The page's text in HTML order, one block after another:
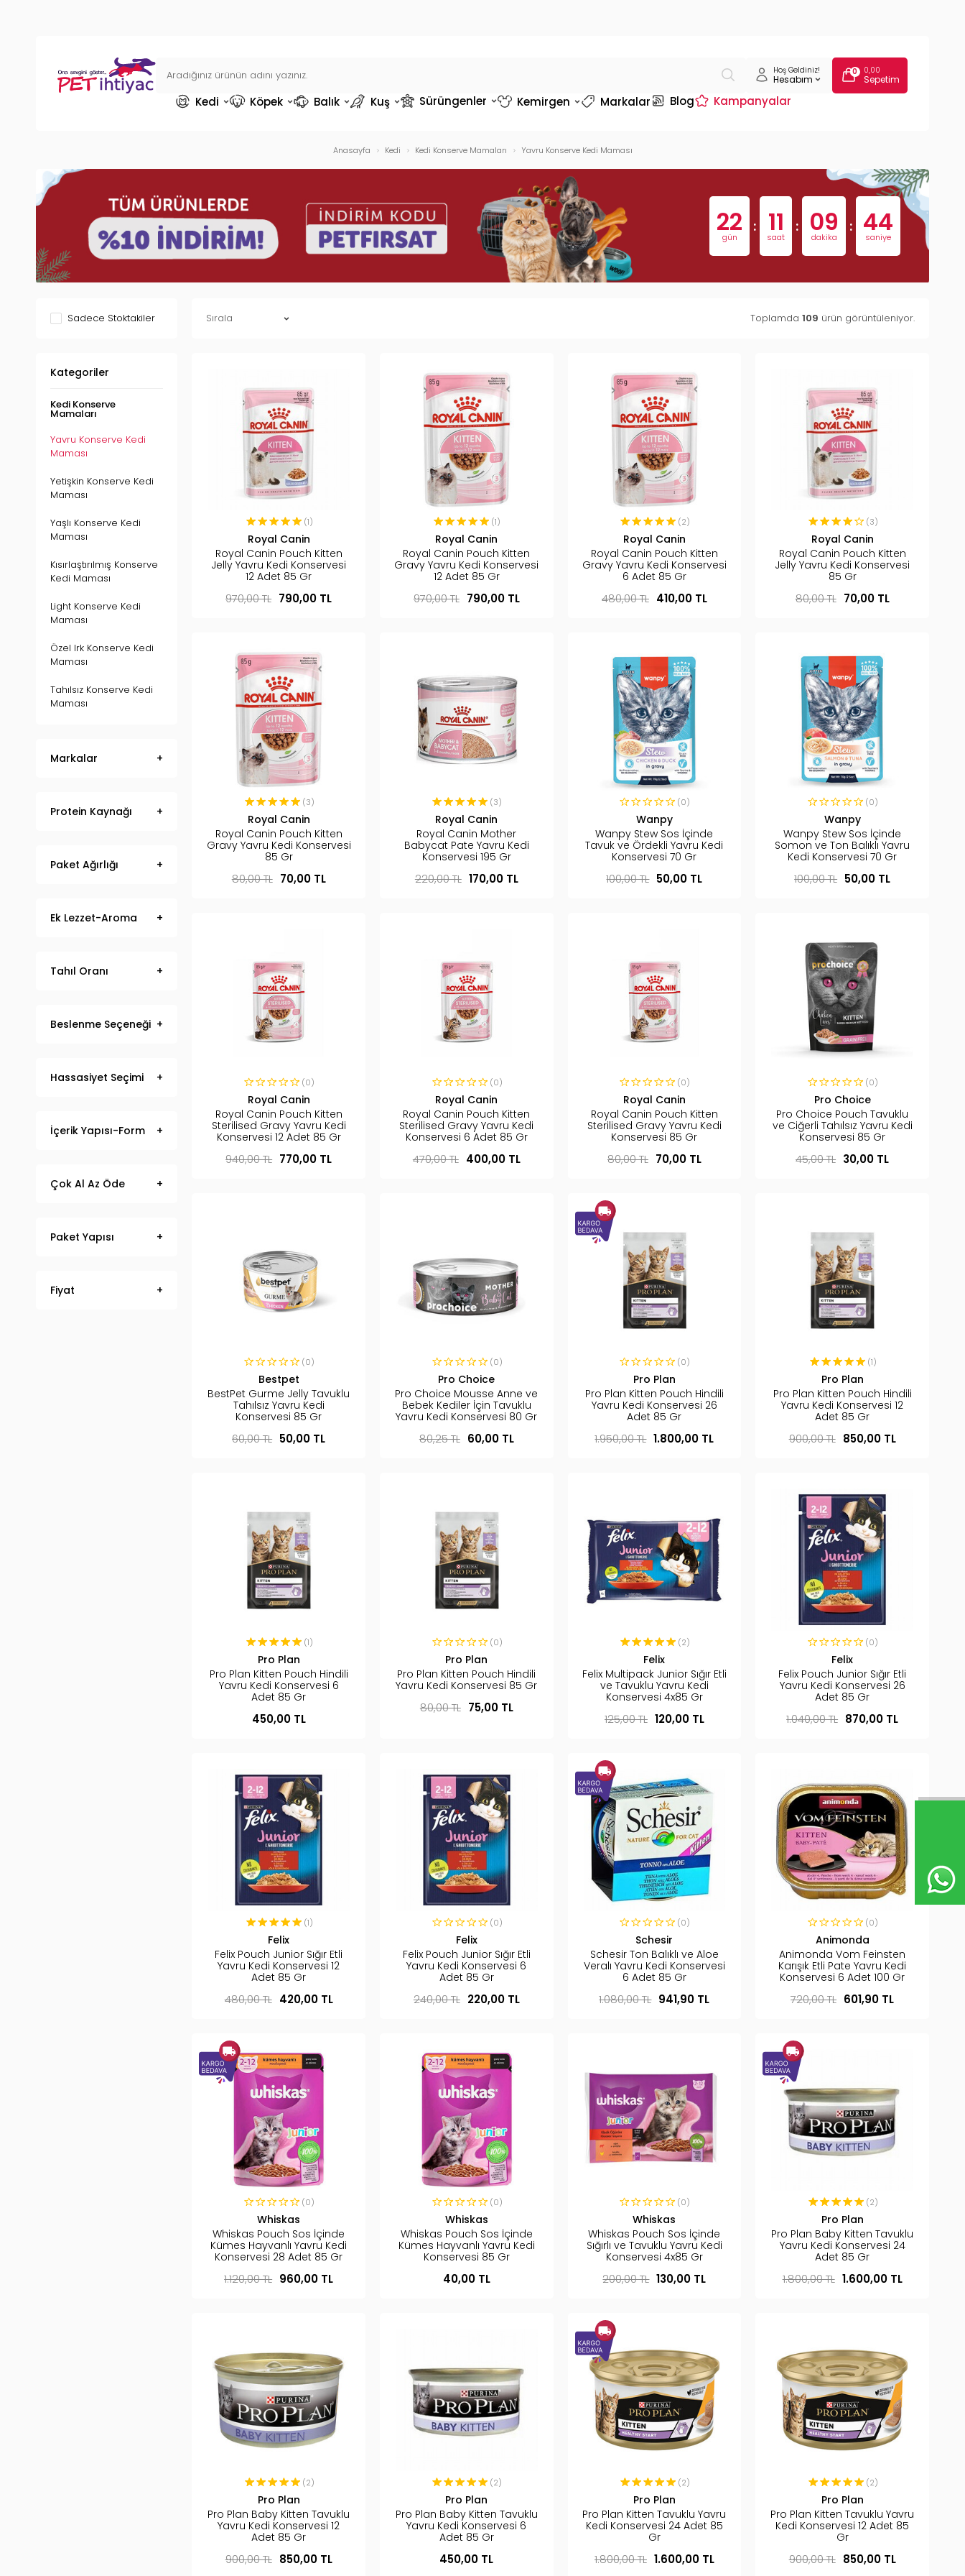
Hoş Geldiniz!
Hesabım
0 0,00
Sepetim
Kedi Köpek Balık Kuş Sürüngenler Kemirgen Markalar Blog Kampanyalar
Anasayfa Kedi Kedi Konserve Mamaları Yavru Konserve Kedi Maması
22
gün
: 11
saat
: 09
dakika
: 43
saniye
Sadece Stoktakiler
Kategoriler
Kedi Konserve
Mamaları
Yavru Konserve Kedi
Maması
Yetişkin Konserve Kedi
Maması
Yaşlı Konserve Kedi
Maması
Kısırlaştırılmış Konserve
Kedi Maması
Light Konserve Kedi
Maması
Özel Irk Konserve Kedi
Maması
Tahılsız Konserve Kedi
Maması
Markalar
Protein Kaynağı
Paket Ağırlığı
Ek Lezzet-Aroma
Tahıl Oranı
Beslenme Seçeneği
Hassasiyet Seçimi
İçerik Yapısı-Form
Çok Al Az Öde
Paket Yapısı
Fiyat
Toplamda 109 ürün görüntüleniyor.
(1)
Royal Canin
Royal Canin Pouch Kitten
Jelly Yavru Kedi Konservesi
12 Adet 85 Gr
970,00 TL 790,00 TL
(1)
Royal Canin
Royal Canin Pouch Kitten
Gravy Yavru Kedi Konservesi
12 Adet 85 Gr
970,00 TL 790,00 TL
(2)
Royal Canin
Royal Canin Pouch Kitten
Gravy Yavru Kedi Konservesi
6 Adet 85 Gr
480,00 TL 410,00 TL
(3)
Royal Canin
Royal Canin Pouch Kitten
Jelly Yavru Kedi Konservesi
85 Gr
80,00 TL 70,00 TL
(3)
Royal Canin
Royal Canin Pouch Kitten
Gravy Yavru Kedi Konservesi
85 Gr
80,00 TL 70,00 TL
(3)
Royal Canin
Royal Canin Mother
Babycat Pate Yavru Kedi
Konservesi 195 Gr
220,00 TL 170,00 TL
(0)
Wanpy
Wanpy Stew Sos İçinde
Tavuk ve Ördekli Yavru Kedi
Konservesi 70 Gr
100,00 TL 50,00 TL
(0)
Wanpy
Wanpy Stew Sos İçinde
Somon ve Ton Balıklı Yavru
Kedi Konservesi 70 Gr
100,00 TL 50,00 TL
(0)
Royal Canin
Royal Canin Pouch Kitten
Sterilised Gravy Yavru Kedi
Konservesi 12 Adet 85 Gr
940,00 TL 770,00 TL
(0)
Royal Canin
Royal Canin Pouch Kitten
Sterilised Gravy Yavru Kedi
Konservesi 6 Adet 85 Gr
470,00 TL 400,00 TL
(0)
Royal Canin
Royal Canin Pouch Kitten
Sterilised Gravy Yavru Kedi
Konservesi 85 Gr
80,00 TL 70,00 TL
(0)
Pro Choice
Pro Choice Pouch Tavuklu
ve Ciğerli Tahılsız Yavru Kedi
Konservesi 85 Gr
45,00 TL 30,00 TL
(0)
Bestpet
BestPet Gurme Jelly Tavuklu
Tahılsız Yavru Kedi
Konservesi 85 Gr
60,00 TL 50,00 TL
(0)
Pro Choice
Pro Choice Mousse Anne ve
Bebek Kediler İçin Tavuklu
Yavru Kedi Konservesi 80 Gr
80,25 TL 60,00 TL
(0)
Pro Plan
Pro Plan Kitten Pouch Hindili
Yavru Kedi Konservesi 26
Adet 85 Gr
1.950,00 TL 1.800,00 TL
(1)
Pro Plan
Pro Plan Kitten Pouch Hindili
Yavru Kedi Konservesi 12
Adet 85 Gr
900,00 TL 850,00 TL
(1)
Pro Plan
Pro Plan Kitten Pouch Hindili
Yavru Kedi Konservesi 6
Adet 85 Gr
450,00 TL
(0)
Pro Plan
Pro Plan Kitten Pouch Hindili
Yavru Kedi Konservesi 85 Gr
80,00 TL 75,00 TL
(2)
Felix
Felix Multipack Junior Sığır Etli
ve Tavuklu Yavru Kedi
Konservesi 4x85 Gr
125,00 TL 120,00 TL
(0)
Felix
Felix Pouch Junior Sığır Etli
Yavru Kedi Konservesi 26
Adet 85 Gr
1.040,00 TL 870,00 TL
(1)
Felix
Felix Pouch Junior Sığır Etli
Yavru Kedi Konservesi 12
Adet 85 Gr
480,00 TL 420,00 TL
(0)
Felix
Felix Pouch Junior Sığır Etli
Yavru Kedi Konservesi 6
Adet 85 Gr
240,00 TL 220,00 TL
(0)
Schesir
Schesir Ton Balıklı ve Aloe
Veralı Yavru Kedi Konservesi
6 Adet 85 Gr
1.080,00 TL 941,90 TL
(0)
Animonda
Animonda Vom Feinsten
Karışık Etli Pate Yavru Kedi
Konservesi 6 Adet 100 Gr
720,00 TL 601,90 TL
(0)
Whiskas
Whiskas Pouch Sos İçinde
Kümes Hayvanlı Yavru Kedi
Konservesi 28 Adet 85 Gr
1.120,00 TL 960,00 TL
(0)
Whiskas
Whiskas Pouch Sos İçinde
Kümes Hayvanlı Yavru Kedi
Konservesi 85 Gr
40,00 TL
(0)
Whiskas
Whiskas Pouch Sos İçinde
Sığırlı ve Tavuklu Yavru Kedi
Konservesi 4x85 Gr
200,00 TL 130,00 TL
(2)
Pro Plan
Pro Plan Baby Kitten Tavuklu
Yavru Kedi Konservesi 24
Adet 85 Gr
1.800,00 TL 1.600,00 TL
(2)
Pro Plan
Pro Plan Baby Kitten Tavuklu
Yavru Kedi Konservesi 12
Adet 85 Gr
900,00 TL 850,00 TL
(2)
Pro Plan
Pro Plan Baby Kitten Tavuklu
Yavru Kedi Konservesi 6
Adet 85 Gr
450,00 TL
(2)
Pro Plan
Pro Plan Kitten Tavuklu Yavru
Kedi Konservesi 24 Adet 85
Gr
1.800,00 TL 1.600,00 TL
(2)
Pro Plan
Pro Plan Kitten Tavuklu Yavru
Kedi Konservesi 12 Adet 85
Gr
900,00 TL 850,00 TL